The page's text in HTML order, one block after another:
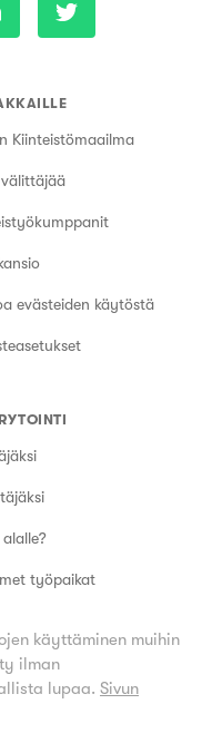
Kiinteistömaailma
välittäjää
evästeiden käytöstä
alalle?
työpaikat
käyttäminen muihin
ilman
lupaa. Sivun